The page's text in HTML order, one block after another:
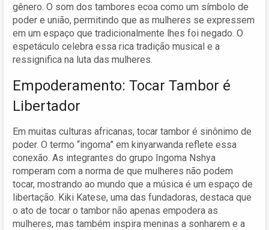
gênero. O som dos tambores ecoa como um símbolo de
poder e união, permitindo que as mulheres se expressem
em um espaço que tradicionalmente lhes foi negado. O
espetáculo celebra essa rica tradição musical e a
ressignifica na luta das mulheres.
Empoderamento: Tocar Tambor é
Libertador
Em muitas culturas africanas, tocar tambor é sinônimo de
poder. O termo “ingoma” em kinyarwanda reflete essa
conexão. As integrantes do grupo Ingoma Nshya
romperam com a norma de que mulheres não podem
tocar, mostrando ao mundo que a música é um espaço de
libertação. Kiki Katese, uma das fundadoras, destaca que
o ato de tocar o tambor não apenas empodera as
mulheres, mas também inspira meninas a sonharem e a